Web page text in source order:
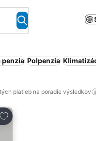
penzia Polpenzia
platieb na poradie výsledkov
Pridať do obľúbených